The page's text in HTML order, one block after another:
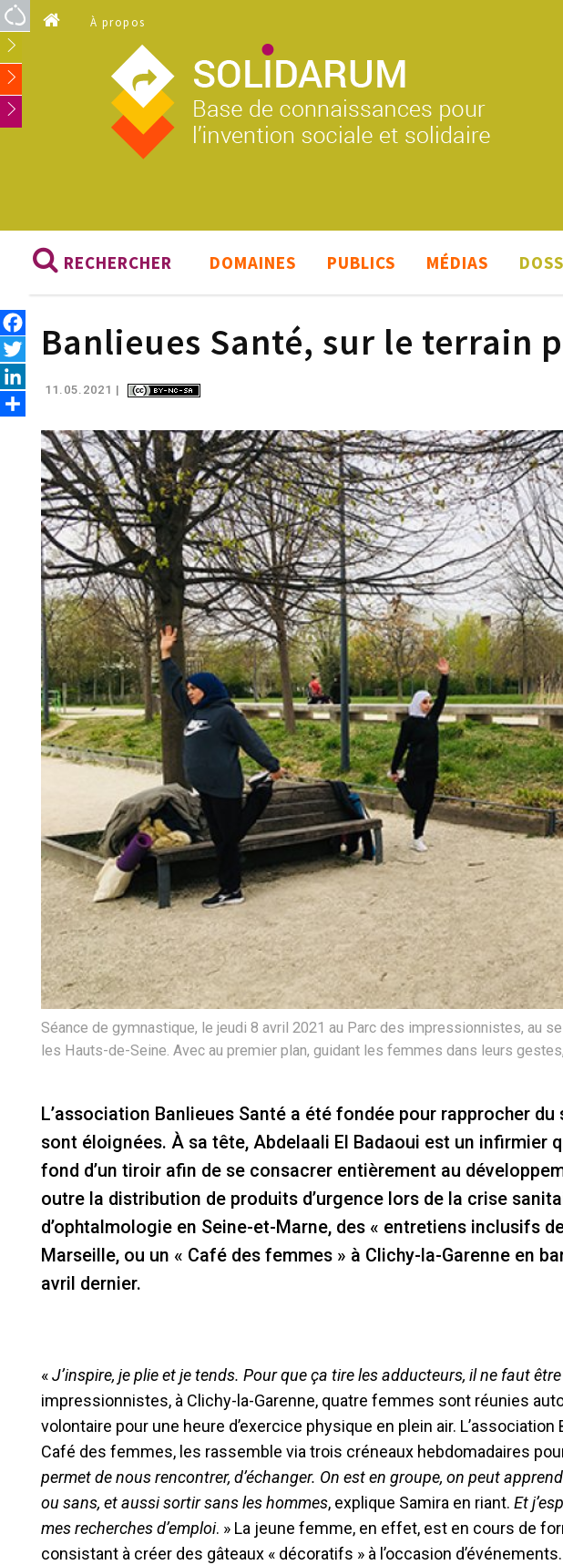
Aller au contenu principal
À propos
RECHERCHER DOMAINES PUBLICS MÉDIAS
Twitter
Banlieues Santé, sur le terrain
11.05.2021 |
Séance de gymnastique, le jeudi 8 avril 2021 au Parc des impressionnistes, au
les Hauts-de-Seine. Avec au premier plan, guidant les femmes dans leurs
L’association Banlieues Santé a été fondée pour rapprocher
sont éloignées. À sa tête, Abdelaali El Badaoui est un infirmier
fond d’un tiroir afin de se consacrer entièrement au
outre la distribution de produits d’urgence lors de la crise
d’ophtalmologie en Seine-et-Marne, des « entretiens inclusifs
Marseille, ou un « Café des femmes » à Clichy-la-Garenne en
avril dernier.
«J’inspire, je plie et je tends. Pour que ça tire les adducteurs, il ne faut
impressionnistes, à Clichy-la-Garenne, quatre femmes sont réunies
volontaire pour une heure d’exercice physique en plein air.
Café des femmes, les rassemble via trois créneaux hebdomadaires
permet de nous rencontrer, d’échanger. On est en groupe, on peut
ou sans, et aussi sortir sans les hommes, explique Samira en riant. Et
mes recherches d’emploi. » La jeune femme, en effet, est en cours de
consistant à créer des gâteaux « décoratifs » à l’occasion d’événements.